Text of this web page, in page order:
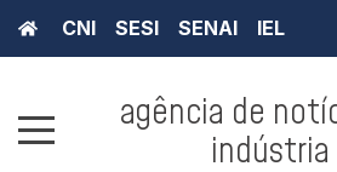
CNI SESI SENAI IEL
agência de
indústria